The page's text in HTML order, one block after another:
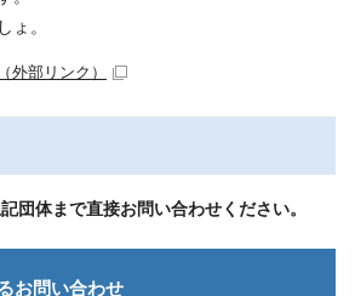
ょ。
（外部リンク）
団体まで直接お問い合わせください。
お問い合わせ